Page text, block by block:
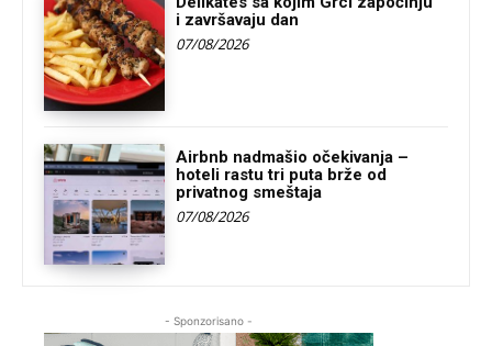
i završavaju dan
07/08/2026
Airbnb nadmašio očekivanja –
hoteli rastu tri puta brže od
privatnog smeštaja
07/08/2026
- Sponzorisano -